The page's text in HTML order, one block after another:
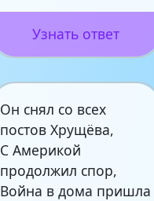
Узнать ответ
Он снял со всех
постов Хрущёва,
С Америкой
продолжил спор,
Война в дома пришла